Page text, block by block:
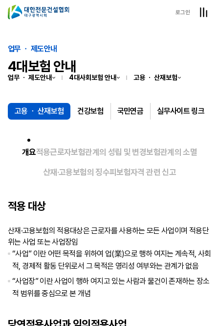
로그인
업무 ㆍ 제도안내
4대보험 안내
업무 ㆍ 제도안내 4대사회보험 안내 고용 ㆍ 산재보험
고용 ㆍ 산재보험 건강보험 국민연금 실무사이트 링크
개요적용근로자보험관계의 성립 및 변경보험관계의 소멸
산재·고용보험의 징수피보험자격 관련 신고
적용 대상
산재·고용보험의 적용대상은 근로자를 사용하는 모든 사업이며 적용단
위는 사업 또는 사업장임
“사업” 이란 어떤 목적을 위하여 업(業)으로 행하 여지는 계속적, 사회
적, 경제적 활동 단위로서 그 목적은 영리성 여부와는 관계가 없음
“사업장” 이란 사업이 행하 여지고 있는 사람과 물건이 존재하는 장소
적 범위를 중심으로 본 개념